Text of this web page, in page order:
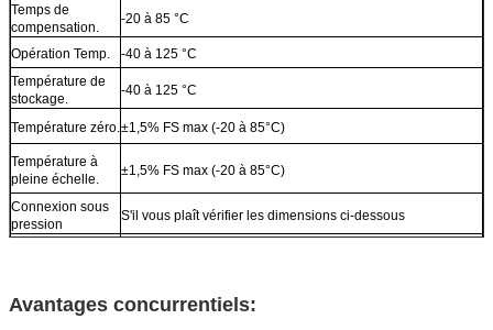
Temps de
compensation.
-20 à 85 °C
Opération Temp.
-40 à 125 °C
Température de
stockage.
-40 à 125 °C
Température zéro.±1,5% FS max (-20 à 85°C)
Température à
pleine échelle.
±1,5% FS max (-20 à 85°C)
Connexion sous
pression
S'il vous plaît vérifier les dimensions ci-dessous
Pour les appareils à commande numérique
Avantages concurrentiels: